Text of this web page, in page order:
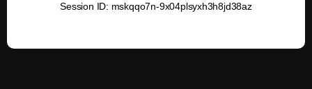
Session ID: mskqqo7n-9x04plsyxh3h8jd38az